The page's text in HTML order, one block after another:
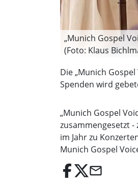
„Munich Gospel
(Foto: Klaus
Die „Munich
Spenden wird
„Munich Gospel
zusammengesetzt
im Jahr zu
Munich Gospel
email